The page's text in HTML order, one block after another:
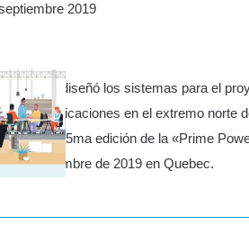
2019
que diseñó los sistemas para el
telecomunicaciones en el extremo
en la 25ma edición de la «Prime
en septiembre de 2019 en Quebec.